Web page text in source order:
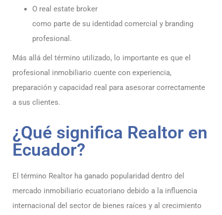
O real estate broker
como parte de su identidad comercial y branding
profesional.
Más allá del término utilizado, lo importante es que el
profesional inmobiliario cuente con experiencia,
preparación y capacidad real para asesorar correctamente
a sus clientes.
¿Qué significa Realtor en
Ecuador?
El término Realtor ha ganado popularidad dentro del
mercado inmobiliario ecuatoriano debido a la influencia
internacional del sector de bienes raíces y al crecimiento